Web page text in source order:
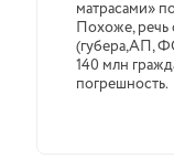
матрасами»
Похоже,
(губера,АП,
140 млн
погрешность.